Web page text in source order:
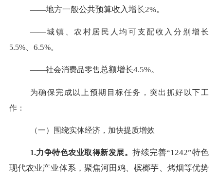
——地方一般公共预算收入增长2%。
——城镇 、农村居民人均可支配收入分别增长
5.5%、 6.5%。
——社会消费品零售总额增长4.5%。
为确保完成以上预期目标任务，突出抓好以下工
作：
（一）围绕实体经济，加快提质增效
1.力争特色农业取得新发展。持续完善“1242”特色
现代农业产业体系，聚焦河田鸡、槟榔芋、烤烟等优势